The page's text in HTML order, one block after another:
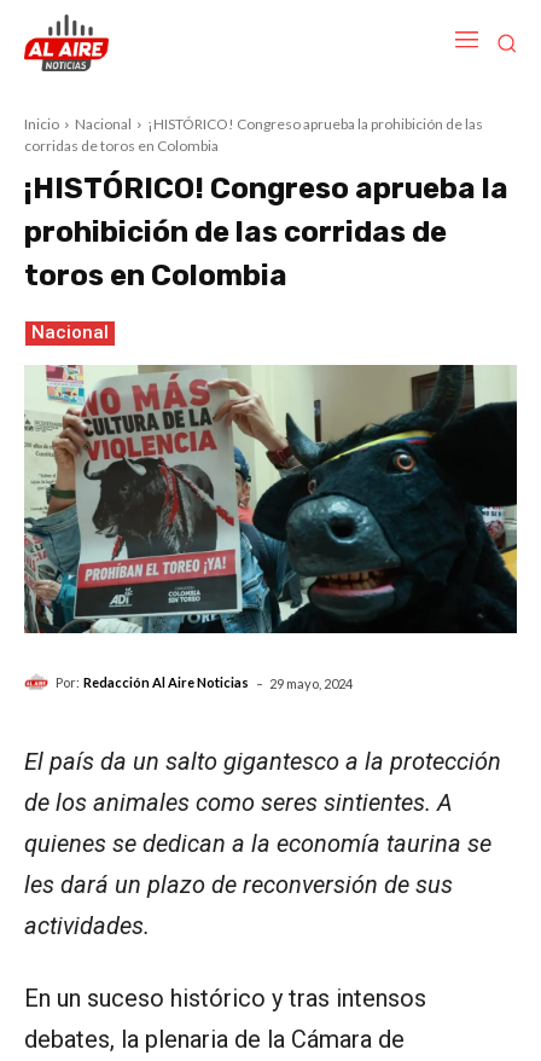
Inicio Nacional
¡HISTÓRICO! Congreso aprueba la prohibición de las
corridas de toros en Colombia
¡HISTÓRICO! Congreso aprueba la
prohibición de las corridas de
toros en Colombia
Nacional
Por: Redacción Al Aire Noticias - 29 mayo, 2024
El país da un salto gigantesco a la protección
de los animales como seres sintientes. A
quienes se dedican a la economía taurina se
les dará un plazo de reconversión de sus
actividades.
En un suceso histórico y tras intensos
debates, la plenaria de la Cámara de